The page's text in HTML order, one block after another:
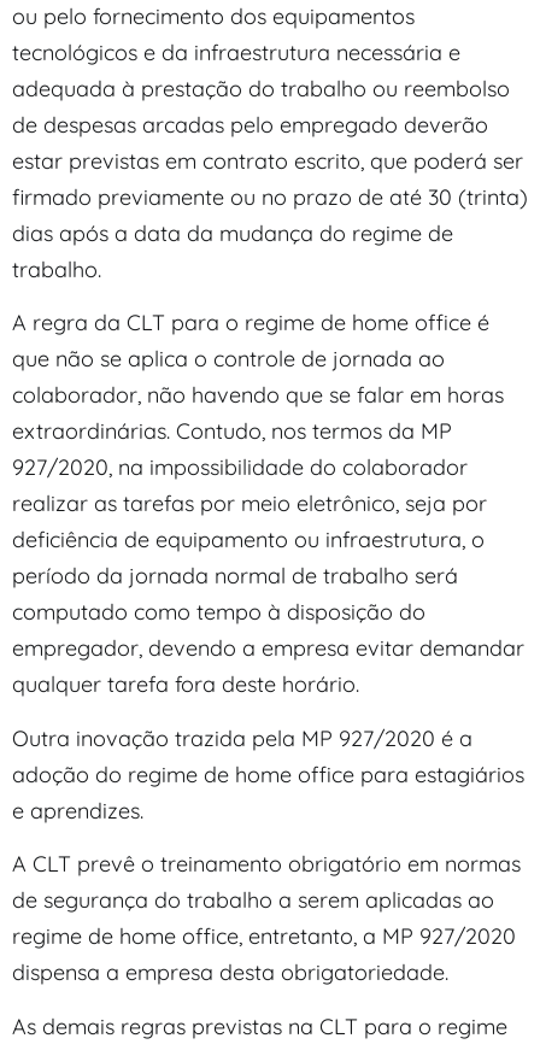
ou pelo fornecimento dos equipamentos
tecnológicos e da infraestrutura necessária e
adequada à prestação do trabalho ou reembolso
de despesas arcadas pelo empregado deverão
estar previstas em contrato escrito, que poderá ser
firmado previamente ou no prazo de até 30 (trinta)
dias após a data da mudança do regime de
trabalho.
A regra da CLT para o regime de home office é
que não se aplica o controle de jornada ao
colaborador, não havendo que se falar em horas
extraordinárias. Contudo, nos termos da MP
927/2020, na impossibilidade do colaborador
realizar as tarefas por meio eletrônico, seja por
deficiência de equipamento ou infraestrutura, o
período da jornada normal de trabalho será
computado como tempo à disposição do
empregador, devendo a empresa evitar demandar
qualquer tarefa fora deste horário.
Outra inovação trazida pela MP 927/2020 é a
adoção do regime de home office para estagiários
e aprendizes.
A CLT prevê o treinamento obrigatório em normas
de segurança do trabalho a serem aplicadas ao
regime de home office, entretanto, a MP 927/2020
dispensa a empresa desta obrigatoriedade.
As demais regras previstas na CLT para o regime